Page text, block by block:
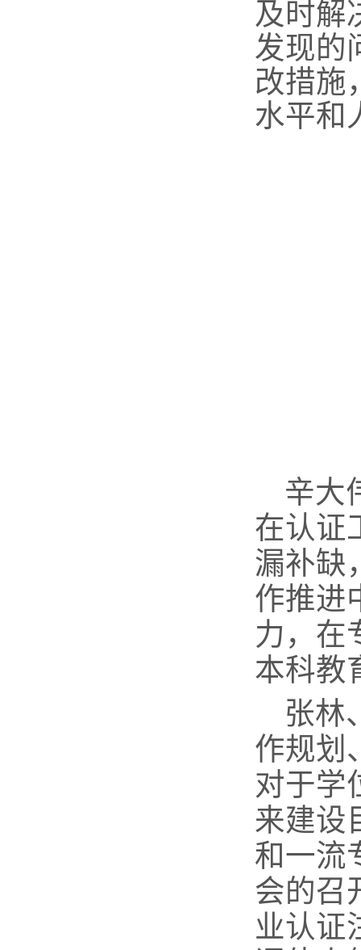
及时解
发现的
改措施
水平和
辛大
在认证
漏补缺
作推进
力，在
本科教
张林
作规划
对于学
来建设
和一流
会的召
业认证